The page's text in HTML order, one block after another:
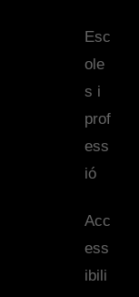
Esc
ole
s i
prof
ess
ió
Acc
ess
ibili